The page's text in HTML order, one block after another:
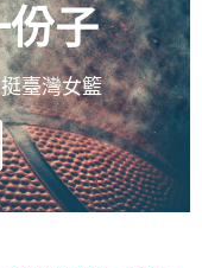
子
臺灣女籃